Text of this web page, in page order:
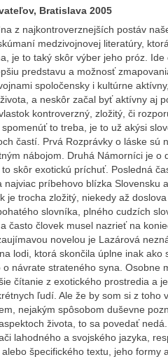
Bratislava 2005
z najkontroverznejších postáv
medzivojnovej literatúry,
je to taký skôr výber jeho próz. Ide
predstavu a možnosť
spoločensky i kultúrne
a neskôr začal byť aktívny aj
kontroverzný, zložitý, či
to treba, je to už akýsi
častí. Prvá Rozprávky o láske sú
nábojom. Druhá Námorníci je o
skôr exotickú príchuť. Posledná
príbehovo blízka Slovensku
je trocha zložitý, niekedy až doslova
slovníka, plného cudzích
často človek musel nazrieť na
novelou je Lazárová
lodi, ktorá skončila úplne inak ako
návrate strateného syna. Osobne
čítanie z exotického prostredia a
ľudí. Ale že by som si z toho
nejakým spôsobom duševne
života, to sa povedať
lahodného a svojského jazyka,
špecifického textu, jeho formy